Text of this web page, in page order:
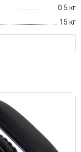
0.5 кг
15 кг